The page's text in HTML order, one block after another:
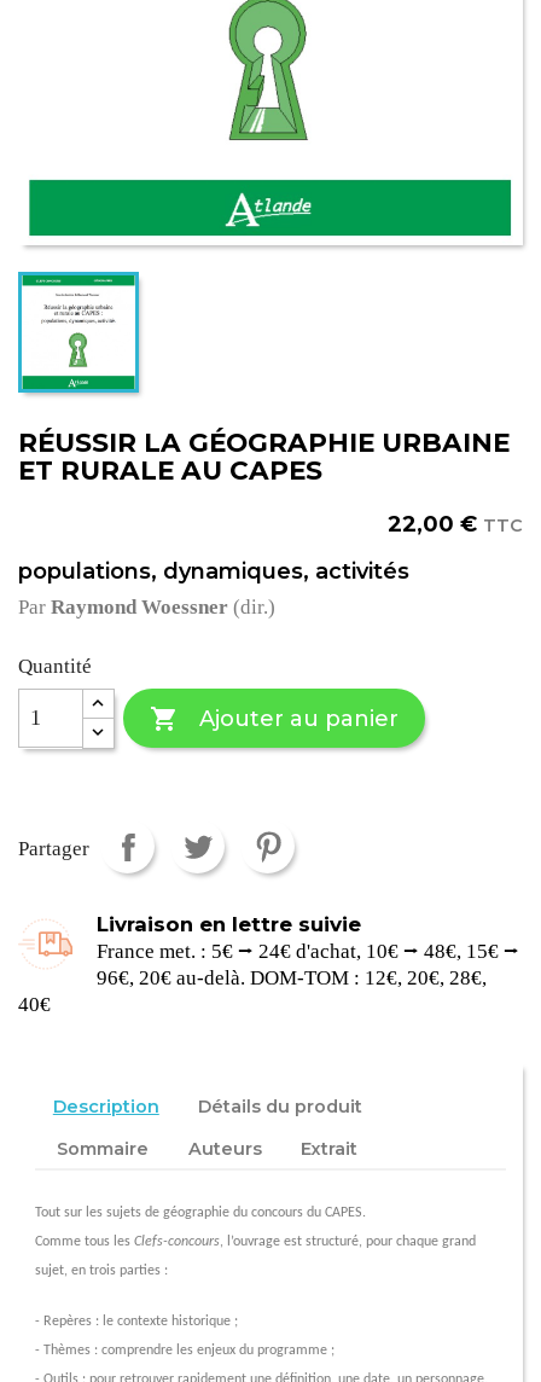
RÉUSSIR LA GÉOGRAPHIE URBAINE
ET RURALE AU CAPES
22,00 € TTC
populations, dynamiques, activités
Par Raymond Woessner (dir.)
Quantité
 Ajouter au panier
Partager
Livraison en lettre suivie
France met. : 5€ ⭢ 24€ d'achat, 10€ ⭢ 48€, 15€ ⭢
96€, 20€ au-delà. DOM-TOM : 12€, 20€, 28€,
40€
Description
Détails du produit
Sommaire
Auteurs Extrait
Tout sur les sujets de géographie du concours du CAPES.
Comme tous lesClefs-concours, l’ouvrage est structuré, pour chaque grand
sujet, en trois parties :
- Repères : le contexte historique ;
- Thèmes : comprendre les enjeux du programme ;